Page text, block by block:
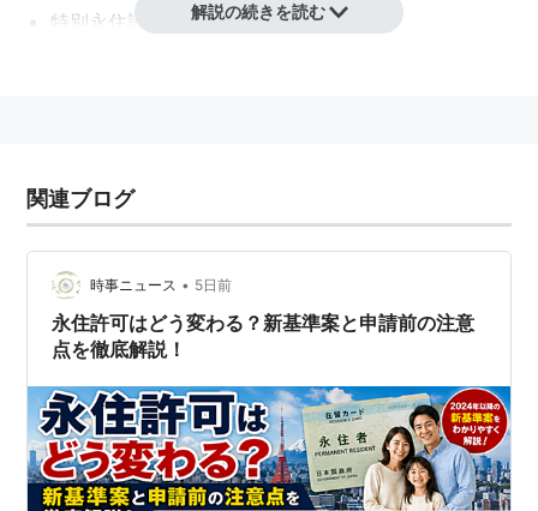
特別永住許可 解説の続きを読む
関連ブログ
時事ニュース • 5日前
永住許可はどう変わる？新基準案と申請前の注意
点を徹底解説！